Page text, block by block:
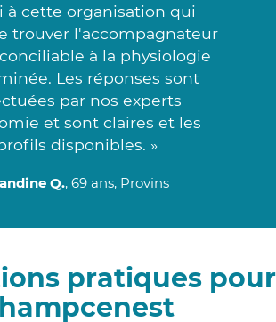
à cette organisation qui
trouver l'accompagnateur
à la physiologie
Les réponses sont
par nos experts
et sont claires et les
disponibles. »
Q., 69 ans, Provins
pratiques pour